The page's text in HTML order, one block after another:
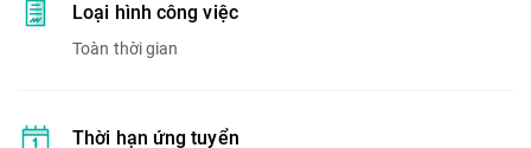
Loại hình công việc
Toàn thời gian
Thời hạn ứng tuyển